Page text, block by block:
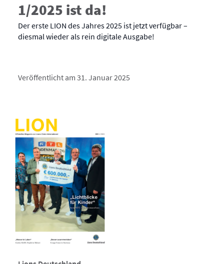
1/2025 ist da!
Der erste LION des Jahres 2025 ist jetzt verfügbar –
diesmal wieder als rein digitale Ausgabe!
Veröffentlicht am 31. Januar 2025